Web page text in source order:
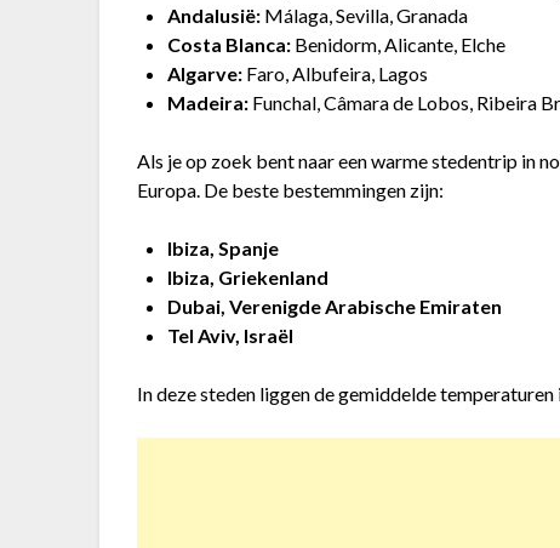
Andalusië: Málaga, Sevilla, Granada
Costa Blanca: Benidorm, Alicante, Elche
Algarve: Faro, Albufeira, Lagos
Madeira: Funchal, Câmara de Lobos, Ribeira
Als je op zoek bent naar een warme stedentrip in
Europa. De beste bestemmingen zijn:
Ibiza, Spanje
Ibiza, Griekenland
Dubai, Verenigde Arabische Emiraten
Tel Aviv, Israël
In deze steden liggen de gemiddelde